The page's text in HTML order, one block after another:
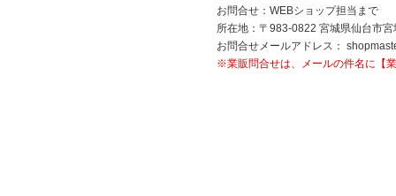
お問合せ：WEBショップ担当まで
所在地：〒983-0822 宮城県仙台市
お問合せメールアドレス：
※業販問合せは、メールの件名に【